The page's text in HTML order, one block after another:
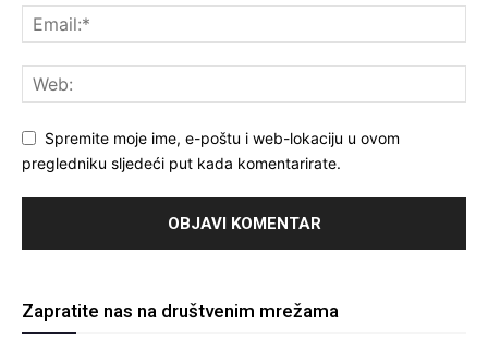
Spremite moje ime, e-poštu i web-lokaciju u ovom
pregledniku sljedeći put kada komentarirate.
Zapratite nas na društvenim mrežama